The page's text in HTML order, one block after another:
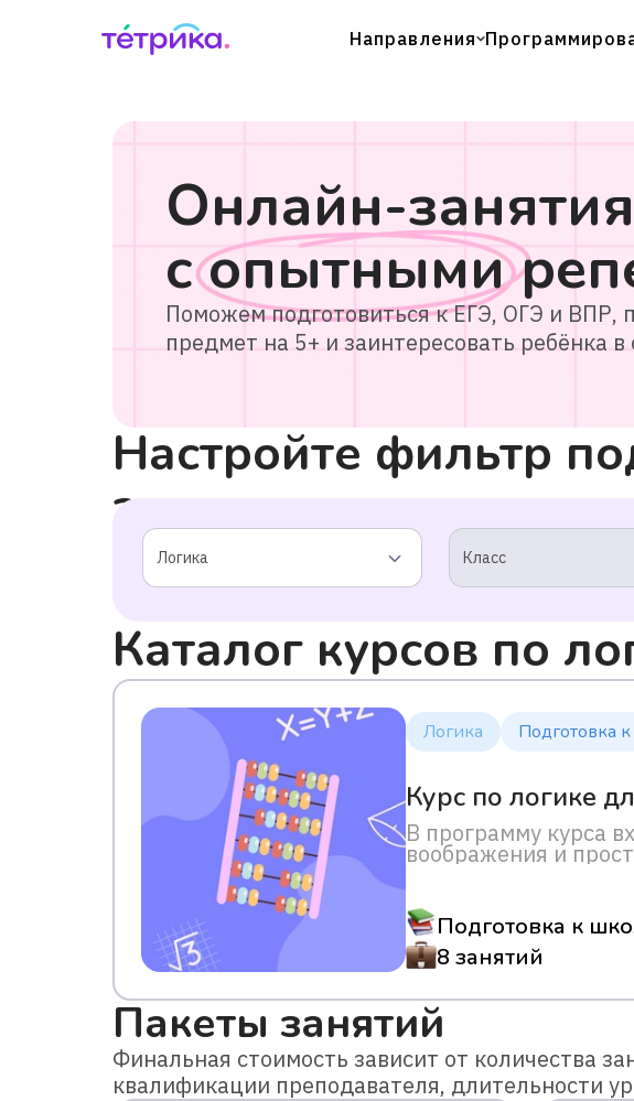
Направления
Онлайн-занятия
с опытными
Поможем подготовиться к ЕГЭ, ОГЭ и ВПР,
предмет на 5+ и заинтересовать ребёнка в
Настройте фильтр
запрос
Логика Класс
Каталог курсов по
Логика Подготовка
Курс по логике
В программу курса
воображения и
Подготовка к
8 занятий
Пакеты занятий
Финальная стоимость зависит от количества
квалификации преподавателя, длительности